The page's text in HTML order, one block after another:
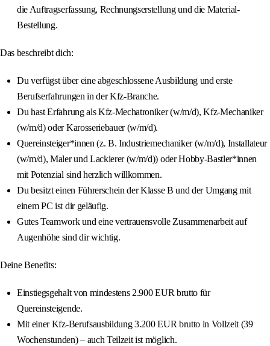
die Auftragserfassung, Rechnungserstellung und die Material-
Bestellung.
Das beschreibt dich:
Du verfügst über eine abgeschlossene Ausbildung und erste
Berufserfahrungen in der Kfz-Branche.
Du hast Erfahrung als Kfz-Mechatroniker (w/m/d), Kfz-Mechaniker
(w/m/d) oder Karosseriebauer (w/m/d).
Quereinsteiger*innen (z. B. Industriemechaniker (w/m/d), Installateur
(w/m/d), Maler und Lackierer (w/m/d)) oder Hobby-Bastler*innen
mit Potenzial sind herzlich willkommen.
Du besitzt einen Führerschein der Klasse B und der Umgang mit
einem PC ist dir geläufig.
Gutes Teamwork und eine vertrauensvolle Zusammenarbeit auf
Augenhöhe sind dir wichtig.
Deine Benefits:
Einstiegsgehalt von mindestens 2.900 EUR brutto für
Quereinsteigende.
Mit einer Kfz-Berufsausbildung 3.200 EUR brutto in Vollzeit (39
Wochenstunden) – auch Teilzeit ist möglich.